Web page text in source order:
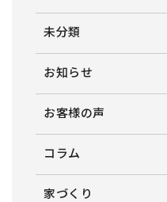
未分類
お知らせ
お客様の声
コラム
家づくり